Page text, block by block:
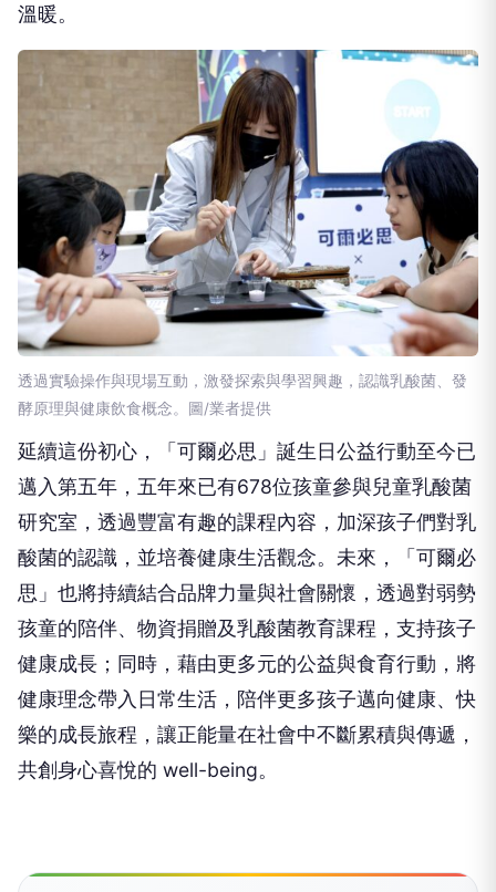
溫暖。
透過實驗操作與現場互動，激發探索與學習興趣，認識乳酸菌、發
酵原理與健康飲食概念。圖/業者提供
延續這份初心，「可爾必思」誕生日公益行動至今已
邁入第五年，五年來已有678位孩童參與兒童乳酸菌
研究室，透過豐富有趣的課程內容，加深孩子們對乳
酸菌的認識，並培養健康生活觀念。未來，「可爾必
思」也將持續結合品牌力量與社會關懷，透過對弱勢
孩童的陪伴、物資捐贈及乳酸菌教育課程，支持孩子
健康成長；同時，藉由更多元的公益與食育行動，將
健康理念帶入日常生活，陪伴更多孩子邁向健康、快
樂的成長旅程，讓正能量在社會中不斷累積與傳遞，
共創身心喜悅的 well-being。